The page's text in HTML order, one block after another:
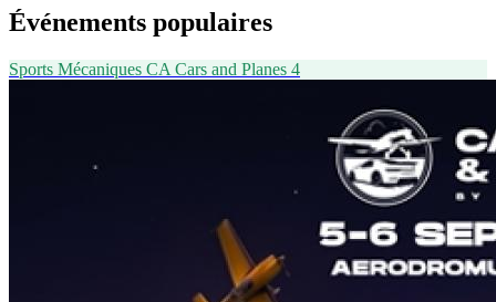
Événements populaires
Sports Mécaniques CA Cars and Planes 4